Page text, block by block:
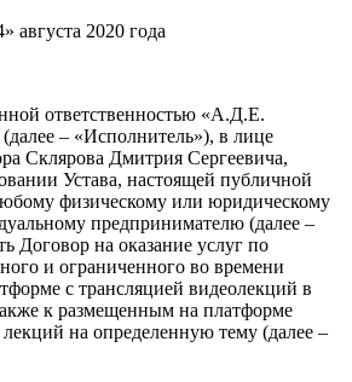
августа 2020 года
ответственностью «А.Д.Е.
– «Исполнитель»), в лице
Склярова Дмитрия Сергеевича,
Устава, настоящей публичной
физическому или юридическому
предпринимателю (далее –
Договор на оказание услуг по
и ограниченного во времени
с трансляцией видеолекций в
к размещенным на платформе
на определенную тему (далее –